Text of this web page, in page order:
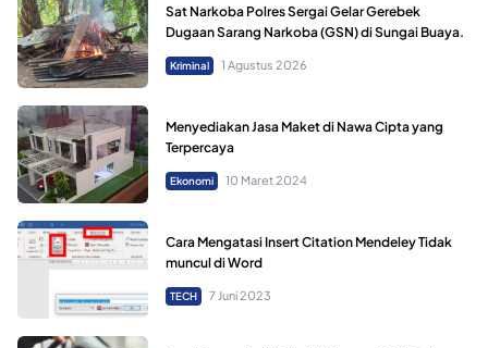
Sat Narkoba Polres Sergai Gelar Gerebek
Dugaan Sarang Narkoba (GSN) di Sungai Buaya.
Kriminal 1 Agustus 2026
Menyediakan Jasa Maket di Nawa Cipta yang
Terpercaya
Ekonomi 10 Maret 2024
Cara Mengatasi Insert Citation Mendeley Tidak
muncul di Word
TECH 7 Juni 2023